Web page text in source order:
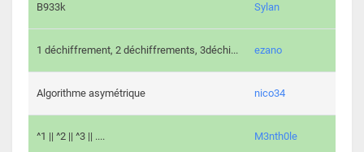
B933k Sylan
1 déchiffrement, 2 déchiffrements, 3déchi... ezano
Algorithme asymétrique nico34
^1 || ^2 || ^3 || .... M3nth0le